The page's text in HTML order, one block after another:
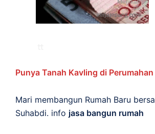
Punya Tanah Kavling di Perumahan
Mari membangun Rumah Baru
Suhabdi. info jasa bangun rumah